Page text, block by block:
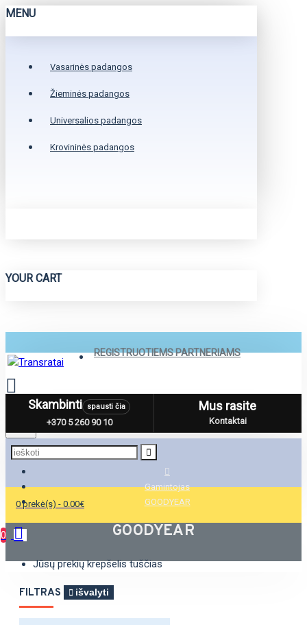
MENU
Vasarinės padangos
Žieminės padangos
Universalios padangos
Krovininės padangos
YOUR CART
REGISTRUOTIEMS PARTNERIAMS
Menu
0 prekė(s) - 0.00€
0
Jūsų prekių krepšelis tuščias
Skambinti spausti čia
+370 5 260 90 10
Mus rasite
Kontaktai
Gamintojas
GOODYEAR
GOODYEAR
FILTRAS išvalyti